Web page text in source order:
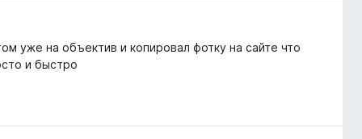
уже на объектив и копировал фотку на сайте что
и быстро